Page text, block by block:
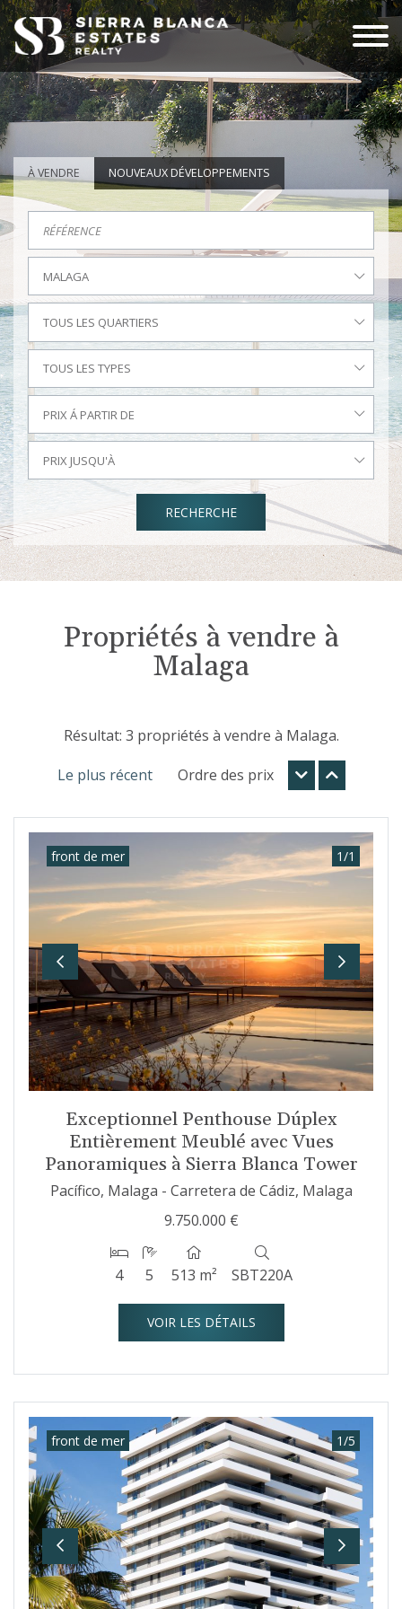
À VENDRE NOUVEAUX DÉVELOPPEMENTS
MALAGA
TOUS LES QUARTIERS
TOUS LES TYPES
PRIX Á PARTIR DE
PRIX JUSQU'À
RECHERCHE
Propriétés à vendre à
Malaga
Résultat: 3 propriétés à vendre à Malaga.
Le plus récent
Ordre des prix
front de mer
Previous Next
1/1
Exceptionnel Penthouse Dúplex
Entièrement Meublé avec Vues
Panoramiques à Sierra Blanca Tower
Pacífico, Malaga - Carretera de Cádiz, Malaga
9.750.000 €
4 5 513 m² SBT220A
VOIR LES DÉTAILS
front de mer
Previous Next
1/5